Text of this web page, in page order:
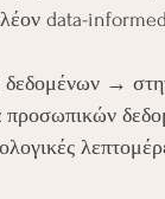
data-
→